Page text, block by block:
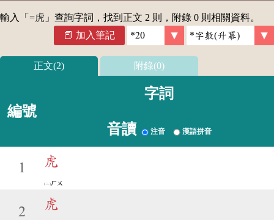
輸入「 =虎 」查詢字詞，找到正文 2 則，附錄 0 則相關資料。
加入筆記
正文(2) 附錄(0)
編號
字詞
音讀 注音 漢語拼音
1 虎
ㄏㄨ
2
虎